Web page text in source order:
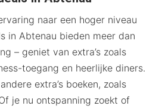
naar een hoger niveau
in Abtenau bieden meer dan
– geniet van extra’s zoals
toegang en heerlijke diners.
extra’s boeken, zoals
je nu ontspanning zoekt of